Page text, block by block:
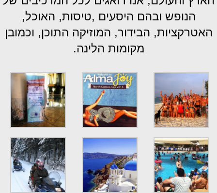
הנופש ובהם היסעים ,טיסות, האוכל,
האטרקציות, הבידור, המוזיקה התוכן, וכמובן
מקומות הלינה.